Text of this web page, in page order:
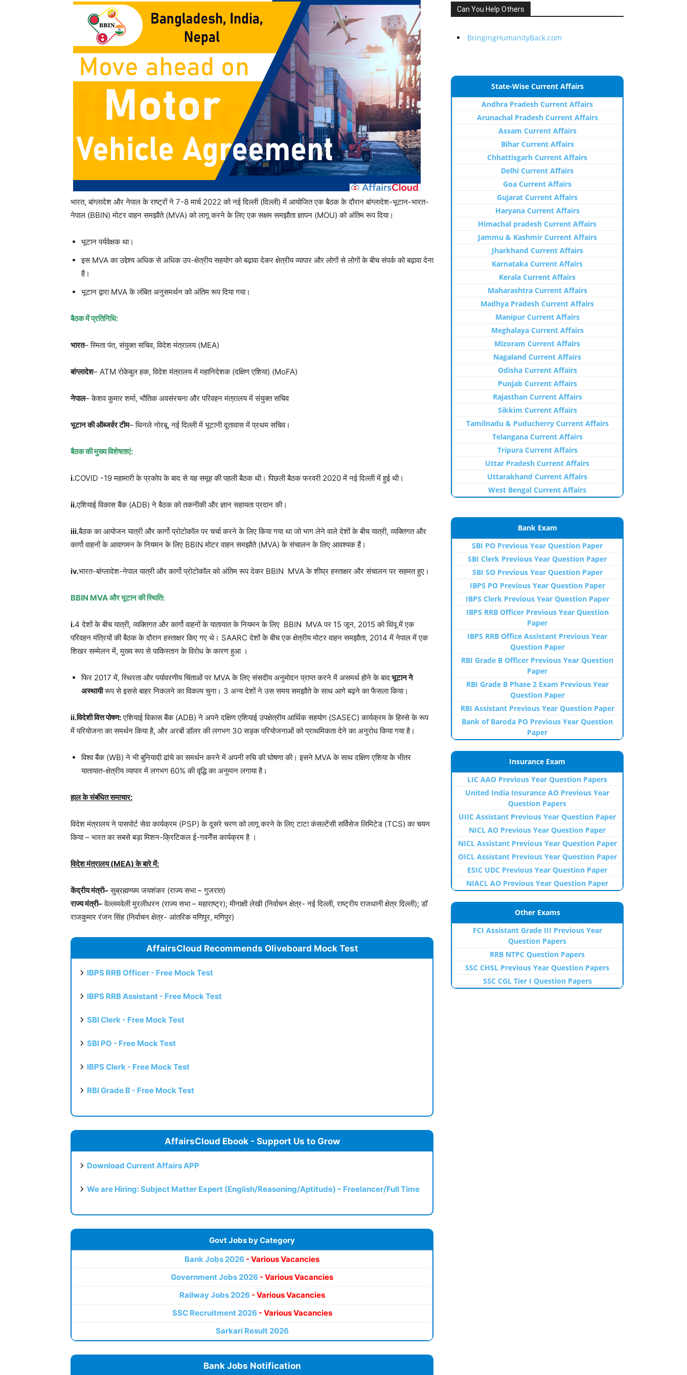
भारत, बांग्लादेश और नेपाल के राष्ट्रों ने 7-8 मार्च 2022 को नई दिल्ली (दिल्ली) में आयोजित एक बैठक के दौरान बांग्लादेश-भूटान-भारत-
नेपाल (BBIN) मोटर वाहन समझौते (MVA) को लागू करने के लिए एक सक्षम समझौता ज्ञापन (MOU) को अंतिम रूप दिया।
भूटान पर्यवेक्षक था।
इस MVA का उद्देश्य अधिक से अधिक उप-क्षेत्रीय सहयोग को बढ़ावा देकर क्षेत्रीय व्यापार और लोगों से लोगों के बीच संपर्क को बढ़ावा देना
है।
भूटान द्वारा MVA के लंबित अनुसमर्थन को अंतिम रूप दिया गया।
बैठक में प्रतिनिधि:
भारत– स्मिता पंत, संयुक्त सचिव, विदेश मंत्रालय (MEA)
बांग्लादेश– ATM रोकेबुल हक, विदेश मंत्रालय में महानिदेशक (दक्षिण एशिया) (MoFA)
नेपाल– केशव कुमार शर्मा, भौतिक अवसंरचना और परिवहन मंत्रालय में संयुक्त सचिव
भूटान की ऑब्जर्वर टीम– थिनले नोरबू, नई दिल्ली में भूटानी दूतावास में प्रथम सचिव।
बैठक की मुख्य विशेषताएं:
i.COVID -19 महामारी के प्रकोप के बाद से यह समूह की पहली बैठक थी। पिछली बैठक फरवरी 2020 में नई दिल्ली में हुई थी।
ii.एशियाई विकास बैंक (ADB) ने बैठक को तकनीकी और ज्ञान सहायता प्रदान की।
iii.बैठक का आयोजन यात्री और कार्गो प्रोटोकॉल पर चर्चा करने के लिए किया गया था जो भाग लेने वाले देशों के बीच यात्री, व्यक्तिगत और
कार्गो वाहनों के आवागमन के नियमन के लिए BBIN मोटर वाहन समझौते (MVA) के संचालन के लिए आवश्यक हैं।
iv.भारत-बांग्लादेश-नेपाल यात्री और कार्गो प्रोटोकॉल को अंतिम रूप देकर BBIN MVA के शीघ्र हस्ताक्षर और संचालन पर सहमत हुए।
BBIN MVA और भूटान की स्थिति:
i.4 देशों के बीच यात्री, व्यक्तिगत और कार्गो वाहनों के यातायात के नियमन के लिए BBIN MVA पर 15 जून, 2015 को थिंपू में एक
परिवहन मंत्रियों की बैठक के दौरान हस्ताक्षर किए गए थे। SAARC देशों के बीच एक क्षेत्रीय मोटर वाहन समझौता, 2014 में नेपाल में एक
शिखर सम्मेलन में, मुख्य रूप से पाकिस्तान के विरोध के कारण हुआ ।
फिर 2017 में, स्थिरता और पर्यावरणीय चिंताओं पर MVA के लिए संसदीय अनुमोदन प्राप्त करने में असमर्थ होने के बादभूटान ने
अस्थायीरूप से इससे बाहर निकलने का विकल्प चुना। 3 अन्य देशों ने उस समय समझौते के साथ आगे बढ़ने का फैसला किया।
ii.विदेशी वित्त पोषण:एशियाई विकास बैंक (ADB) ने अपने दक्षिण एशियाई उपक्षेत्रीय आर्थिक सहयोग (SASEC) कार्यक्रम के हिस्से के रूप
में परियोजना का समर्थन किया है, और अरबों डॉलर की लगभग 30 सड़क परियोजनाओं को प्राथमिकता देने का अनुरोध किया गया है।
विश्व बैंक (WB) ने भी बुनियादी ढांचे का समर्थन करने में अपनी रुचि की घोषणा की। इसने MVA के साथ दक्षिण एशिया के भीतर
यातायात-क्षेत्रीय व्यापार में लगभग 60% की वृद्धि का अनुमान लगाया है।
हाल के संबंधित समाचार:
विदेश मंत्रालय ने पासपोर्ट सेवा कार्यक्रम (PSP) के दूसरे चरण को लागू करने के लिए टाटा कंसल्टेंसी सर्विसेज लिमिटेड (TCS) का चयन
किया – भारत का सबसे बड़ा मिशन-क्रिटिकल ई-गवर्नेंस कार्यक्रम है ।
विदेश मंत्रालय (MEA) के बारे में:
केंद्रीय मंत्री–सुब्रह्मण्यम जयशंकर (राज्य सभा – गुजरात)
राज्य मंत्री–वेल्लमवेली मुरलीधरन (राज्य सभा – महाराष्ट्र); मीनाक्षी लेखी (निर्वाचन क्षेत्र- नई दिल्ली, राष्ट्रीय राजधानी क्षेत्र दिल्ली); डॉ
राजकुमार रंजन सिंह (निर्वाचन क्षेत्र- आंतरिक मणिपुर, मणिपुर)
AffairsCloud Recommends Oliveboard Mock Test
IBPS RRB Officer - Free Mock Test
IBPS RRB Assistant - Free Mock Test
SBI Clerk - Free Mock Test
SBI PO - Free Mock Test
IBPS Clerk - Free Mock Test
RBI Grade B - Free Mock Test
AffairsCloud Ebook - Support Us to Grow
Download Current Affairs APP
We are Hiring: Subject Matter Expert (English/Reasoning/Aptitude) – Freelancer/Full Time
Govt Jobs by Category
Bank Jobs 2026 - Various Vacancies
Government Jobs 2026 - Various Vacancies
Railway Jobs 2026 - Various Vacancies
SSC Recruitment 2026 - Various Vacancies
Sarkari Result 2026
Bank Jobs Notification
Can You Help Others
BringingHumanityBack.com
State-Wise Current Affairs
Andhra Pradesh Current Affairs
Arunachal Pradesh Current Affairs
Assam Current Affairs
Bihar Current Affairs
Chhattisgarh Current Affairs
Delhi Current Affairs
Goa Current Affairs
Gujarat Current Affairs
Haryana Current Affairs
Himachal pradesh Current Affairs
Jammu & Kashmir Current Affairs
Jharkhand Current Affairs
Karnataka Current Affairs
Kerala Current Affairs
Maharashtra Current Affairs
Madhya Pradesh Current Affairs
Manipur Current Affairs
Meghalaya Current Affairs
Mizoram Current Affairs
Nagaland Current Affairs
Odisha Current Affairs
Punjab Current Affairs
Rajasthan Current Affairs
Sikkim Current Affairs
Tamilnadu & Puducherry Current Affairs
Telangana Current Affairs
Tripura Current Affairs
Uttar Pradesh Current Affairs
Uttarakhand Current Affairs
West Bengal Current Affairs
Bank Exam
SBI PO Previous Year Question Paper
SBI Clerk Previous Year Question Paper
SBI SO Previous Year Question Paper
IBPS PO Previous Year Question Paper
IBPS Clerk Previous Year Question Paper
IBPS RRB Officer Previous Year Question
Paper
IBPS RRB Office Assistant Previous Year
Question Paper
RBI Grade B Officer Previous Year Question
Paper
RBI Grade B Phase 2 Exam Previous Year
Question Paper
RBI Assistant Previous Year Question Paper
Bank of Baroda PO Previous Year Question
Paper
Insurance Exam
LIC AAO Previous Year Question Papers
United India Insurance AO Previous Year
Question Papers
UIIC Assistant Previous Year Question Paper
NICL AO Previous Year Question Paper
NICL Assistant Previous Year Question Paper
OICL Assistant Previous Year Question Paper
ESIC UDC Previous Year Question Paper
NIACL AO Previous Year Question Paper
Other Exams
FCI Assistant Grade III Previous Year
Question Papers
RRB NTPC Question Papers
SSC CHSL Previous Year Question Papers
SSC CGL Tier I Question Papers